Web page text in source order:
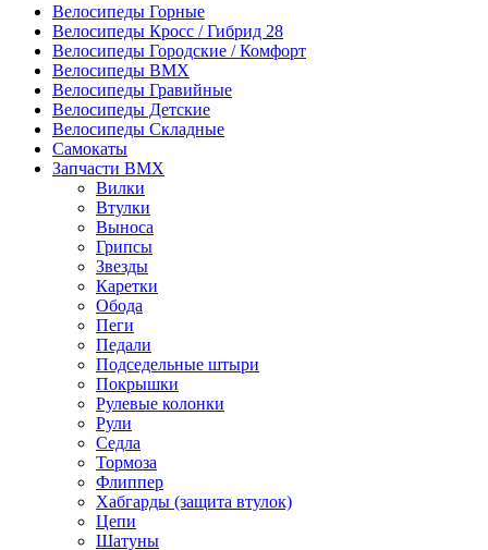
Велосипеды Горные
Велосипеды Кросс / Гибрид 28
Велосипеды Городские / Комфорт
Велосипеды BMX
Велосипеды Гравийные
Велосипеды Детские
Велосипеды Складные
Самокаты
Запчасти BMX
Вилки
Втулки
Выноса
Грипсы
Звезды
Каретки
Обода
Пеги
Педали
Подседельные штыри
Покрышки
Рулевые колонки
Рули
Седла
Тормоза
Флиппер
Хабгарды (защита втулок)
Цепи
Шатуны